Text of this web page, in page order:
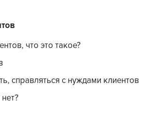
что это такое?
справляться с нуждами клиентов